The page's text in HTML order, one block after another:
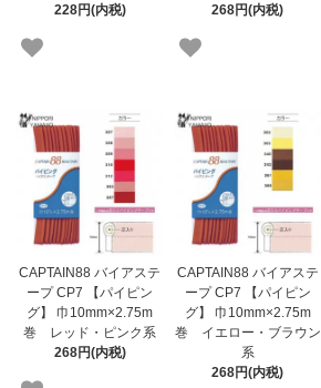
228円(内税)
268円(内税)
CAPTAIN88 バイアステ
ープ CP7 【パイピン
グ】 巾10mm×2.75m
巻 レッド・ピンク系
268円(内税)
CAPTAIN88 バイアステ
ープ CP7 【パイピン
グ】 巾10mm×2.75m
巻 イエロー・ブラウン
系
268円(内税)